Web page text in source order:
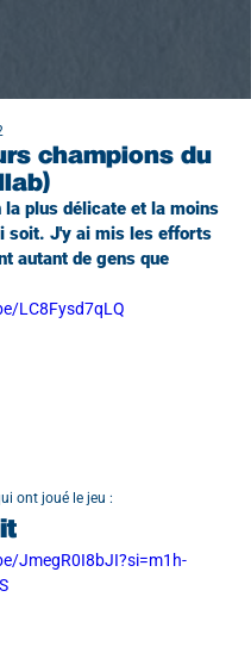
champions du
la plus délicate et la moins
soit. J'y ai mis les efforts
autant de gens que
LC8Fysd7qLQ
ont joué le jeu :
JmegR0I8bJI?si=m1h-